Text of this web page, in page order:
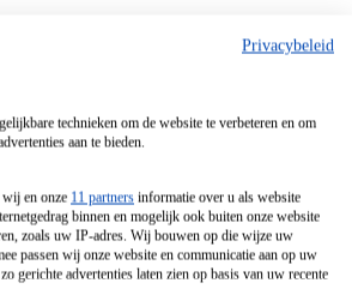
Privacybeleid
technieken om de website te verbeteren en om
aan te bieden.
wij en onze 11 partners informatie over u als website
binnen en mogelijk ook buiten onze website
zoals uw IP-adres. Wij bouwen op die wijze uw
passen wij onze website en communicatie aan op uw
gerichte advertenties laten zien op basis van uw recente